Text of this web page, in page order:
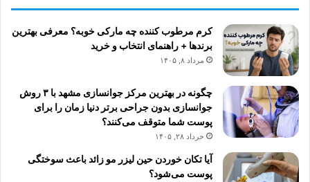
کرم مرطوب کننده چه مارکی خوبه؟ معرفی بهترین
برندها + راهنمای انتخاب و خرید
مرداد ۸, ۱۴۰۵
چگونه در بهترین مرکز جوانسازی مشهد با ۳ روش
جوانسازی بدون جراحی برتر دنیا زمان را برای
پوست شما متوقف می‌کنند؟
خرداد ۲۸, ۱۴۰۵
آیا تکان خوردن حین لیزر مو زائد باعث سوختگی
پوست می‌شود؟